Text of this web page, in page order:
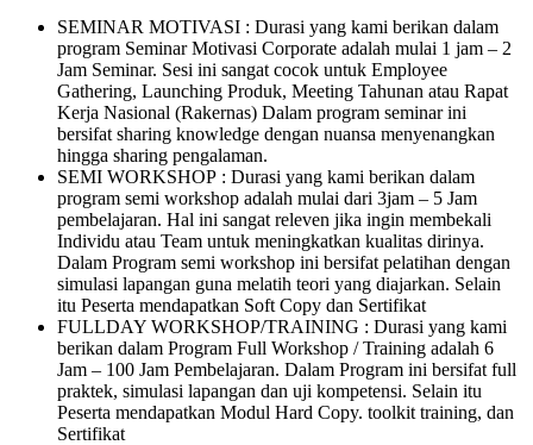
SEMINAR MOTIVASI : Durasi yang kami berikan dalam
program Seminar Motivasi Corporate adalah mulai 1 jam – 2
Jam Seminar. Sesi ini sangat cocok untuk Employee
Gathering, Launching Produk, Meeting Tahunan atau Rapat
Kerja Nasional (Rakernas) Dalam program seminar ini
bersifat sharing knowledge dengan nuansa menyenangkan
hingga sharing pengalaman.
SEMI WORKSHOP : Durasi yang kami berikan dalam
program semi workshop adalah mulai dari 3jam – 5 Jam
pembelajaran. Hal ini sangat releven jika ingin membekali
Individu atau Team untuk meningkatkan kualitas dirinya.
Dalam Program semi workshop ini bersifat pelatihan dengan
simulasi lapangan guna melatih teori yang diajarkan. Selain
itu Peserta mendapatkan Soft Copy dan Sertifikat
FULLDAY WORKSHOP/TRAINING : Durasi yang kami
berikan dalam Program Full Workshop / Training adalah 6
Jam – 100 Jam Pembelajaran. Dalam Program ini bersifat full
praktek, simulasi lapangan dan uji kompetensi. Selain itu
Peserta mendapatkan Modul Hard Copy. toolkit training, dan
Sertifikat